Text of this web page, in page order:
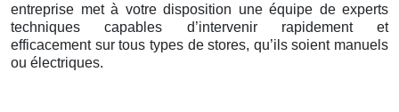
entreprise met à votre disposition une équipe de experts
techniques capables d’intervenir rapidement et
efficacement sur tous types de stores, qu’ils soient manuels
ou électriques.